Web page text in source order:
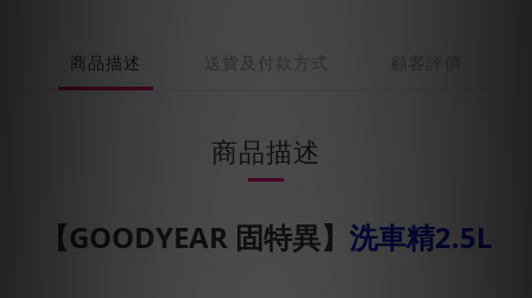
商品描述 送貨及付款方式
商品描述
【GOODYEAR 固特異】 洗車精2.5L